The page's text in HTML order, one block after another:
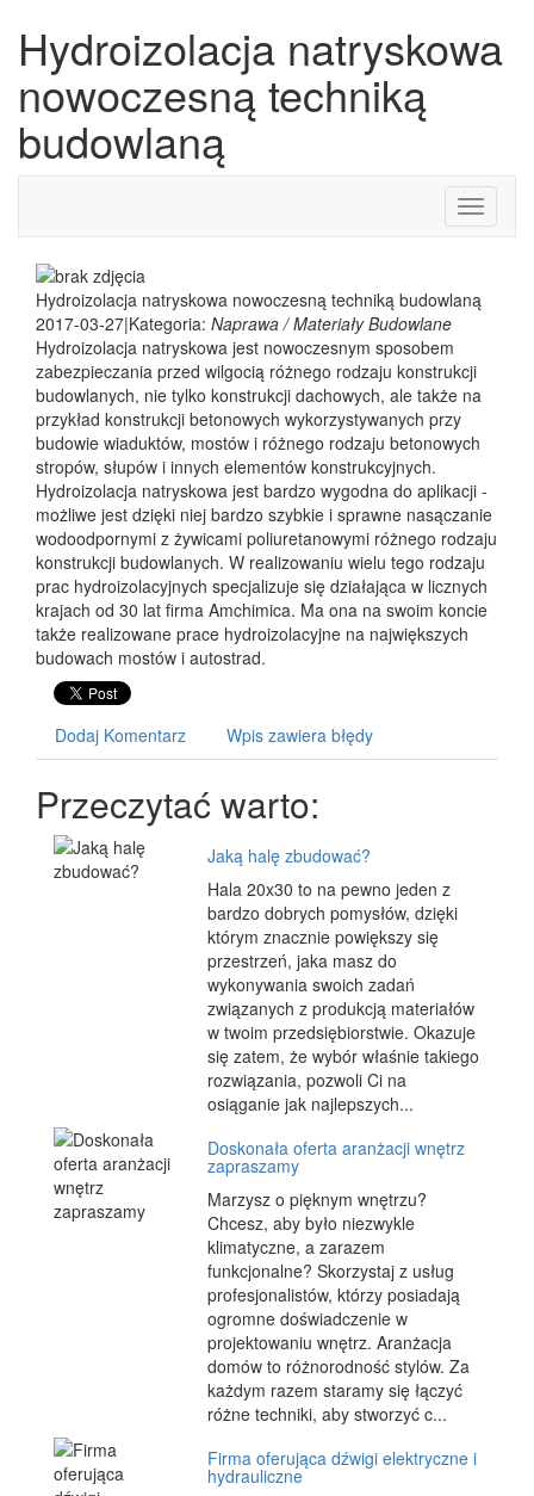
Hydroizolacja natryskowa
nowoczesną techniką
budowlaną
Toggle
Hydroizolacja natryskowa nowoczesną techniką budowlaną
2017-03-27|Kategoria: Naprawa / Materiały Budowlane
Hydroizolacja natryskowa jest nowoczesnym sposobem
zabezpieczania przed wilgocią różnego rodzaju konstrukcji
budowlanych, nie tylko konstrukcji dachowych, ale także na
przykład konstrukcji betonowych wykorzystywanych przy
budowie wiaduktów, mostów i różnego rodzaju betonowych
stropów, słupów i innych elementów konstrukcyjnych.
Hydroizolacja natryskowa jest bardzo wygodna do aplikacji -
możliwe jest dzięki niej bardzo szybkie i sprawne nasączanie
wodoodpornymi z żywicami poliuretanowymi różnego rodzaju
konstrukcji budowlanych. W realizowaniu wielu tego rodzaju
prac hydroizolacyjnych specjalizuje się działająca w licznych
krajach od 30 lat firma Amchimica. Ma ona na swoim koncie
także realizowane prace hydroizolacyjne na największych
budowach mostów i autostrad.
Dodaj Komentarz Wpis zawiera błędy
Przeczytać warto:
Jaką halę zbudować?
Hala 20x30 to na pewno jeden z
bardzo dobrych pomysłów, dzięki
którym znacznie powiększy się
przestrzeń, jaka masz do
wykonywania swoich zadań
związanych z produkcją materiałów
w twoim przedsiębiorstwie. Okazuje
się zatem, że wybór właśnie takiego
rozwiązania, pozwoli Ci na
osiąganie jak najlepszych...
Doskonała oferta aranżacji wnętrz
zapraszamy
Marzysz o pięknym wnętrzu?
Chcesz, aby było niezwykle
klimatyczne, a zarazem
funkcjonalne? Skorzystaj z usług
profesjonalistów, którzy posiadają
ogromne doświadczenie w
projektowaniu wnętrz. Aranżacja
domów to różnorodność stylów. Za
każdym razem staramy się łączyć
różne techniki, aby stworzyć c...
Firma oferująca dźwigi elektryczne i
hydrauliczne